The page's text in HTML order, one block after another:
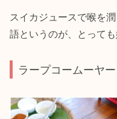
スイカジュースで喉を
語というのが、とっても
ラープコームーヤ